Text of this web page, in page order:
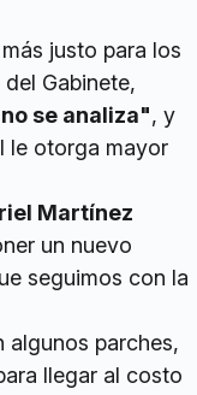
justo para los
Gabinete,
se analiza", y
le otorga mayor
Martínez
un nuevo
seguimos con la
algunos parches,
llegar al costo